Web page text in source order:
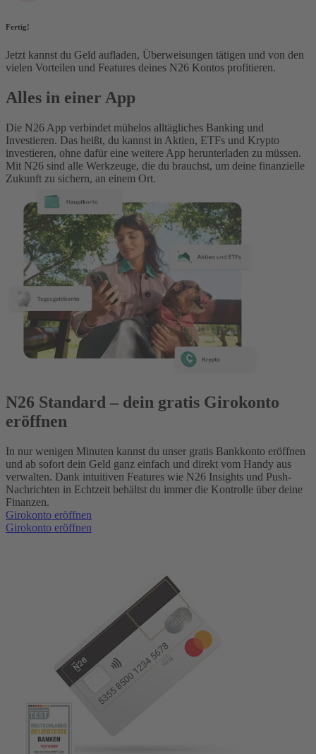
Fertig!
Jetzt kannst du Geld aufladen, Überweisungen tätigen und von den
vielen Vorteilen und Features deines N26 Kontos profitieren.
Alles in einer App
Die N26 App verbindet mühelos alltägliches Banking und
Investieren. Das heißt, du kannst in Aktien, ETFs und Krypto
investieren, ohne dafür eine weitere App herunterladen zu müssen.
Mit N26 sind alle Werkzeuge, die du brauchst, um deine finanzielle
Zukunft zu sichern, an einem Ort.
N26 Standard – dein gratis Girokonto
eröffnen
In nur wenigen Minuten kannst du unser gratis Bankkonto eröffnen
und ab sofort dein Geld ganz einfach und direkt vom Handy aus
verwalten. Dank intuitiven Features wie N26 Insights und Push-
Nachrichten in Echtzeit behältst du immer die Kontrolle über deine
Finanzen.
Girokonto eröffnen
Girokonto eröffnen